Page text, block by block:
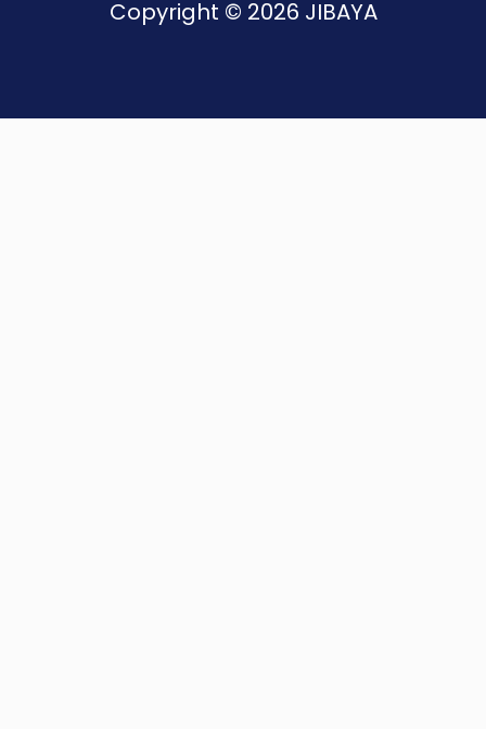
Copyright © 2026 JIBAYA